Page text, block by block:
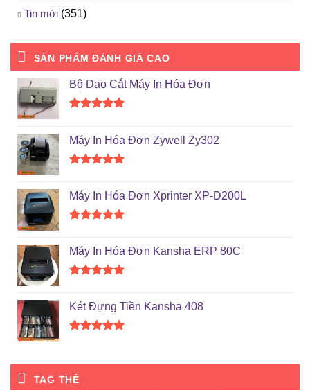
Tin mới (351)
SẢN PHẨM ĐÁNH GIÁ CAO
Bộ Dao Cắt Máy In Hóa Đơn
5 sao
Máy In Hóa Đơn Zywell Zy302
5 sao
Máy In Hóa Đơn Xprinter XP-D200L
5 sao
Máy In Hóa Đơn Kansha ERP 80C
5 sao
Két Đựng Tiền Kansha 408
5 sao
TAG THẺ